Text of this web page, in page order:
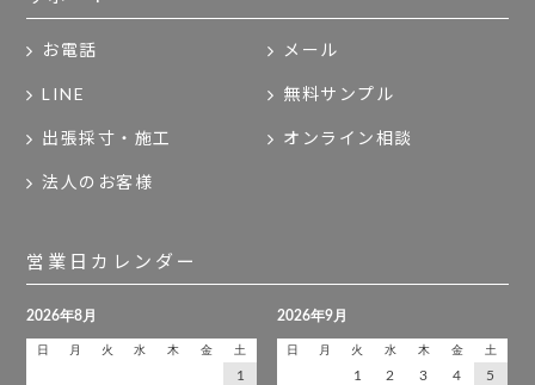
お電話 メール
LINE 無料サンプル
出張採寸・施工 オンライン相談
法人のお客様
営業日カレンダー